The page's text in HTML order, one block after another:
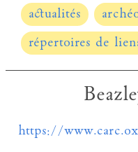
actualités
répertoires de
https://